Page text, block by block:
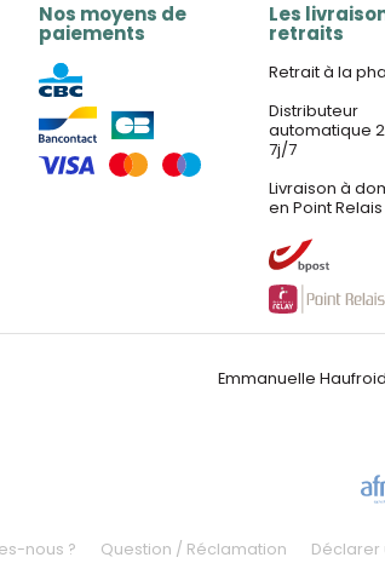
Nos moyens de
paiements
Les
retraits
Retrait à la
Distributeur
automatique
7j/7
Livraison à
en Point Relais
Emmanuelle
nous ? Question / Réclamation Déclarer